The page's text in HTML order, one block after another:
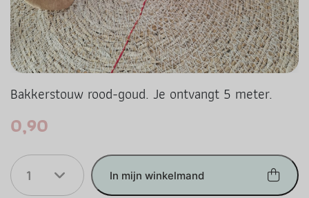
Bakkerstouw rood-goud. Je ontvangt 5 meter.
0,90
1 In mijn winkelmand